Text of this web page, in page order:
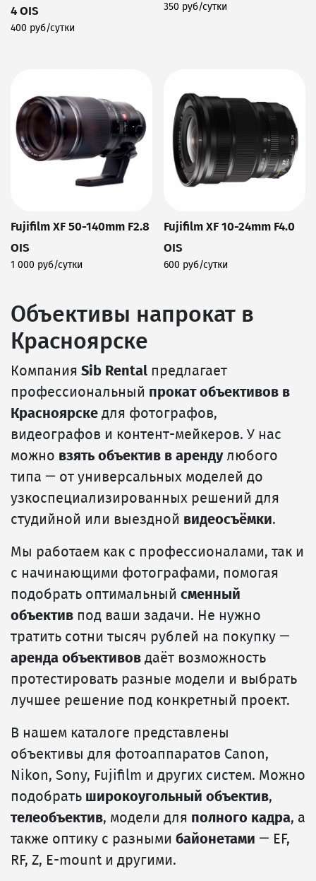
4 OIS
400 руб/сутки
350 руб/сутки
Fujifilm XF 50-140mm F2.8
OIS
1 000 руб/сутки
Fujifilm XF 10-24mm F4.0
OIS
600 руб/сутки
Объективы напрокат в
Красноярске
Компания Sib Rental предлагает
профессиональный прокат объективов в
Красноярске для фотографов,
видеографов и контент-мейкеров. У нас
можно взять объектив в арендулюбого
типа — от универсальных моделей до
узкоспециализированных решений для
студийной или выездной видеосъёмки.
Мы работаем как с профессионалами, так и
с начинающими фотографами, помогая
подобрать оптимальный сменный
объектив под ваши задачи. Не нужно
тратить сотни тысяч рублей на покупку —
аренда объективов даёт возможность
протестировать разные модели и выбрать
лучшее решение под конкретный проект.
В нашем каталоге представлены
объективы для фотоаппаратов Canon,
Nikon, Sony, Fujifilm и других систем. Можно
подобрать широкоугольный объектив,
телеобъектив, модели для полного кадра, а
также оптику с разными байонетами — EF,
RF, Z, E-mount и другими.